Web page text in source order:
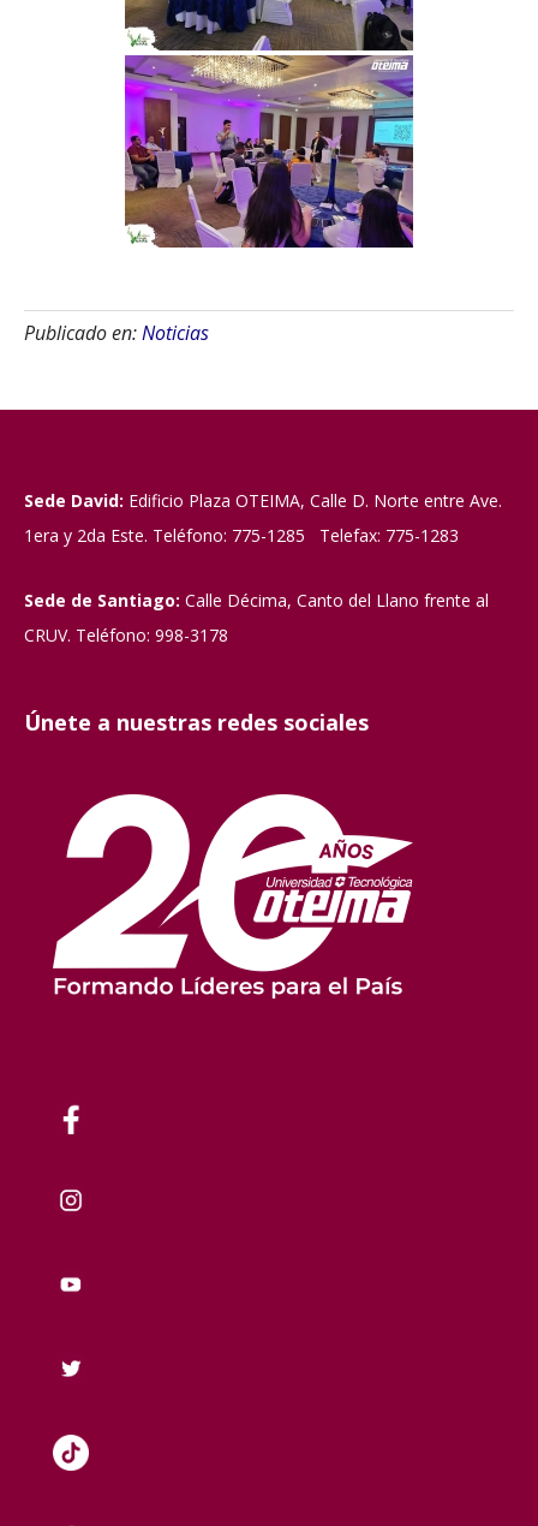
Publicado en:Noticias
Sede David: Edificio Plaza OTEIMA, Calle D. Norte entre Ave.
1era y 2da Este. Teléfono: 775-1285 Telefax: 775-1283
Sede de Santiago: Calle Décima, Canto del Llano frente al
CRUV. Teléfono: 998-3178
Únete a nuestras redes sociales